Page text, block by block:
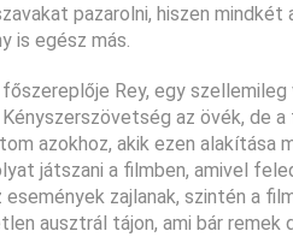
pazarolni, hiszen
is egész más.
Rey, egy
az övék, de
azokhoz, akik ezen alakítása
játszani a filmben, amivel
események zajlanak, szintén a
ausztrál tájon, ami bár